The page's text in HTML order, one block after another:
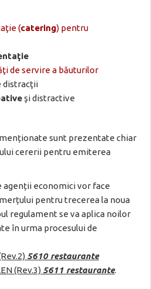
(catering) pentru
de servire a băuturilor
distracţii
şi distractive
menționate sunt prezentate chiar
cererii pentru emiterea
agenții economici vor face
pentru trecerea la noua
regulament se va aplica noilor
în urma procesului de
5610 restaurante
(Rev.3) 5611 restaurante.